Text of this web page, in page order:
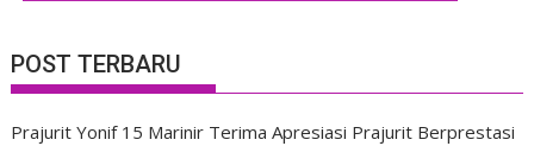
POST TERBARU
Prajurit Yonif 15 Marinir Terima Apresiasi Prajurit Berprestasi